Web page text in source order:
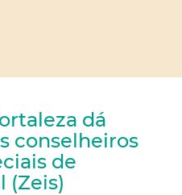
dá
conselheiros
de
(Zeis)